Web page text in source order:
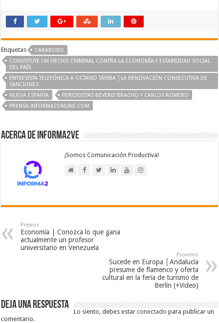
Etiquetas
CARABOBO
CONSTITUYE UN HECHO CRIMINAL CONTRA LA ECONOMÍA Y ESTABILIDAD SOCIAL
DEL PAÍS
ENTREVISTA TELEFÓNICA A OCTAVIO TÁRIBA │LA RENOVACIÓN CONSECUTIVA DE
SANCIONES
NUEVA ESPARTA
PERIODISTAS BEVERLY BRACHO Y CARLOS ROMERO
PRENSA INFORMA2ONLINE.COM
Acerca de Informa2Ve
¡Somos Comunicación Productiva!
Previos
Economía | Conozca lo que gana
actualmente un profesor
universitario en Venezuela
Proximo
Sucede en Europa │Andalucía
presume de flamenco y oferta
cultural en la feria de turismo de
Berlín (+Video)
Deja una respuesta
Lo siento, debes estarconectado para publicar un
comentario.